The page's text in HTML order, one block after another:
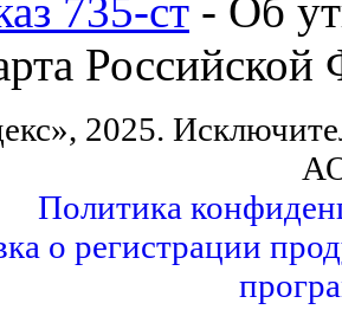
735-ст - Об
Российской
2025.
Политика
о регистрации